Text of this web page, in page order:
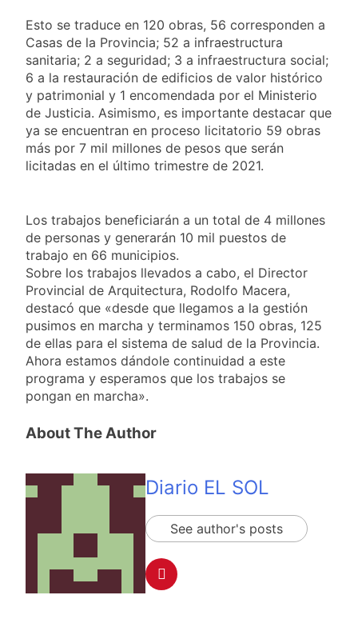
los argentinos
El Senado aprobó la
ley de propiedad
privada, pero el
Gobierno debió
eliminar otro capítulo
1 Día Atrás
Incidentes frente al
Congreso durante la
protesta contra la
Ley de Propiedad
Privada: hubo
detenidos y
enfrentamientos
2 Días Atrás
La Fiscalía rechazó el
pedido para
suspender el juicio
contra Pity Alvarez
2 Días Atrás
2 Días Atrás
El temporal se
despide del AMBA:
cuándo dejará de
llover y llega una ola
de frío con mínimas
cercanas a 1°C
2 Días Atrás
Kicillof marchó
contra la Ley de
Propiedad Privada de
Milei
2 Días Atrás
Renunció el
subsecretario de
Seguridad de
Quilmes, Hernán
2 Días Atrás
del peronismo de
comisión
2 Días Atrás
Masiva movilización
al Congreso contra el
proyecto oficial de
Ley de Propiedad
2 Días Atrás
Esto se traduce en 120 obras, 56 corresponden a
Casas de la Provincia; 52 a infraestructura
sanitaria; 2 a seguridad; 3 a infraestructura social;
6 a la restauración de edificios de valor histórico
y patrimonial y 1 encomendada por el Ministerio
de Justicia. Asimismo, es importante destacar que
ya se encuentran en proceso licitatorio 59 obras
más por 7 mil millones de pesos que serán
licitadas en el último trimestre de 2021.
Los trabajos beneficiarán a un total de 4 millones
de personas y generarán 10 mil puestos de
trabajo en 66 municipios.
Sobre los trabajos llevados a cabo, el Director
Provincial de Arquitectura, Rodolfo Macera,
destacó que «desde que llegamos a la gestión
pusimos en marcha y terminamos 150 obras, 125
de ellas para el sistema de salud de la Provincia.
Ahora estamos dándole continuidad a este
programa y esperamos que los trabajos se
pongan en marcha».
About The Author
Diario EL SOL
See author's posts